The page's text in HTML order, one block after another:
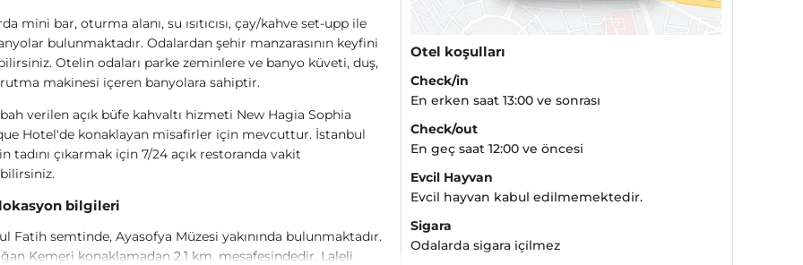
mini bar, oturma alanı, su ısıtıcısı, çay/kahve set-upp ile
bulunmaktadır. Odalardan şehir manzarasının keyfini
Otelin odaları parke zeminlere ve banyo küveti, duş,
makinesi içeren banyolara sahiptir.
verilen açık büfe kahvaltı hizmeti New Hagia Sophia
Hotel'de konaklayan misafirler için mevcuttur. İstanbul
tadını çıkarmak için 7/24 açık restoranda vakit
bilgileri
Fatih semtinde, Ayasofya Müzesi yakınında bulunmaktadır.
Kemeri konaklamadan 2.1 km. mesafesindedir. Laleli
Otel koşulları
Check/in
En erken saat 13:00 ve sonrası
Check/out
En geç saat 12:00 ve öncesi
Evcil Hayvan
Evcil hayvan kabul edilmemektedir.
Sigara
Odalarda sigara içilmez